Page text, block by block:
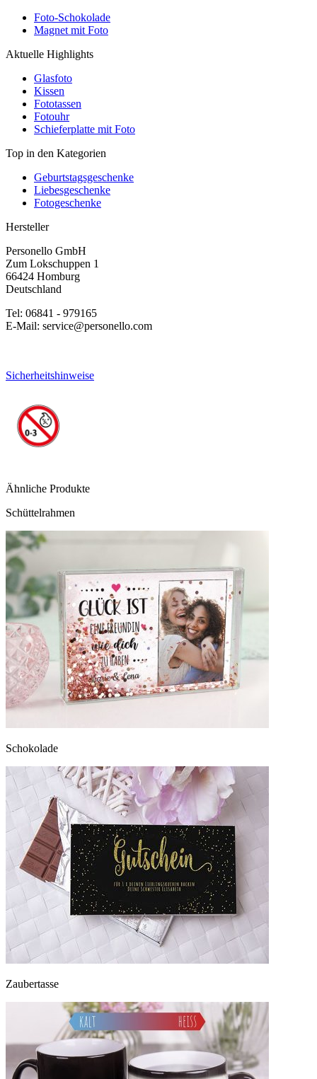
Foto-Schokolade
Magnet mit Foto
Aktuelle Highlights
Glasfoto
Kissen
Fototassen
Fotouhr
Schieferplatte mit Foto
Top in den Kategorien
Geburtstagsgeschenke
Liebesgeschenke
Fotogeschenke
Hersteller
Personello GmbH
Zum Lokschuppen 1
66424 Homburg
Deutschland
Tel: 06841 - 979165
E-Mail: service@personello.com
Sicherheitshinweise
Ähnliche Produkte
Schüttelrahmen
Schokolade
Zaubertasse